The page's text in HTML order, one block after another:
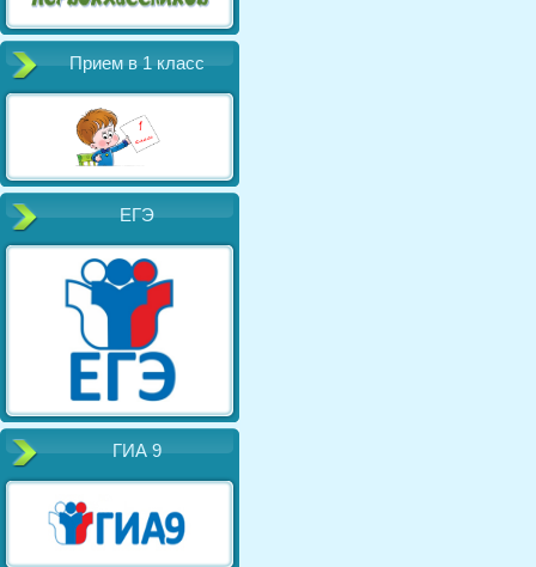
Прием в 1 класс
ЕГЭ
ГИА 9